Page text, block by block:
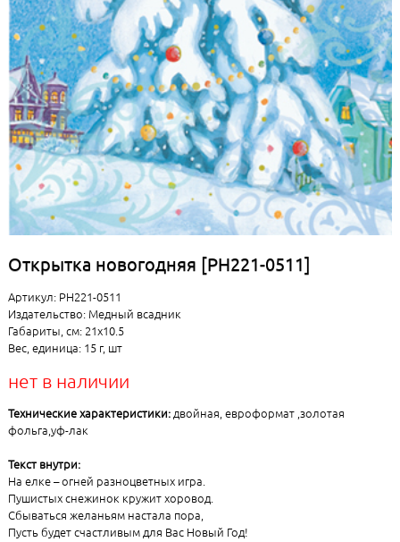
Открытка новогодняя [РН221-0511]
Артикул: РН221-0511
Издательство: Медный всадник
Габариты, см: 21x10.5
Вес, единица: 15 г, шт
нет в наличии
Технические характеристики:двойная, евроформат ,золотая
фольга,уф-лак
Текст внутри:
На елке – огней разноцветных игра.
Пушистых снежинок кружит хоровод.
Сбываться желаньям настала пора,
Пусть будет счастливым для Вас Новый Год!